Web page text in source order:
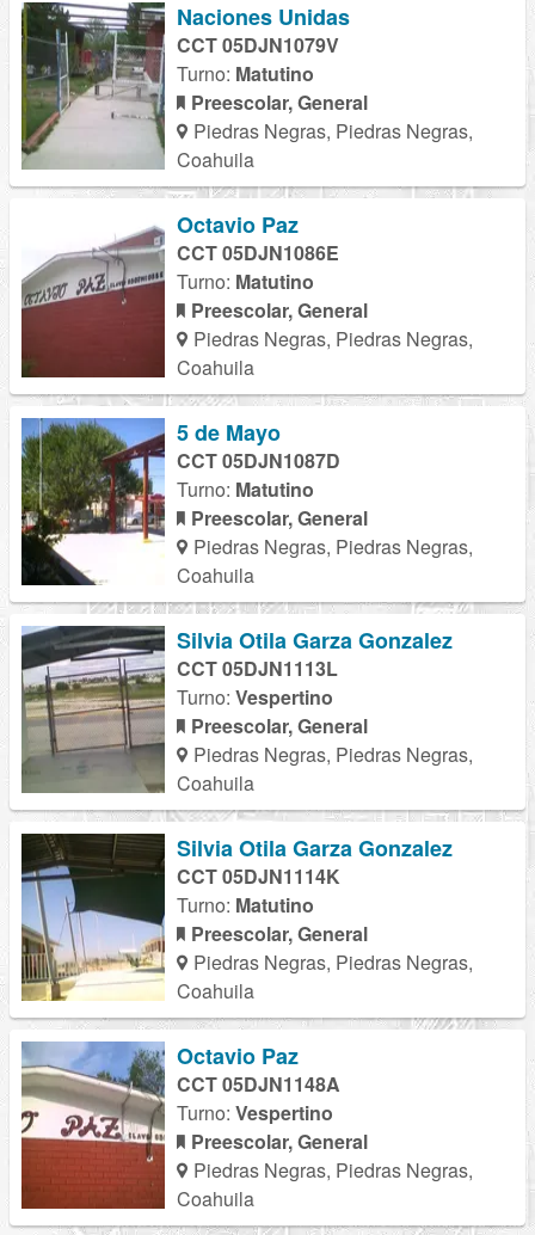
Naciones Unidas
CCT 05DJN1079V
Turno: Matutino
Preescolar, General
Piedras Negras, Piedras Negras,
Coahuila
Octavio Paz
CCT 05DJN1086E
Turno: Matutino
Preescolar, General
Piedras Negras, Piedras Negras,
Coahuila
5 de Mayo
CCT 05DJN1087D
Turno: Matutino
Preescolar, General
Piedras Negras, Piedras Negras,
Coahuila
Silvia Otila Garza Gonzalez
CCT 05DJN1113L
Turno: Vespertino
Preescolar, General
Piedras Negras, Piedras Negras,
Coahuila
Silvia Otila Garza Gonzalez
CCT 05DJN1114K
Turno: Matutino
Preescolar, General
Piedras Negras, Piedras Negras,
Coahuila
Octavio Paz
CCT 05DJN1148A
Turno: Vespertino
Preescolar, General
Piedras Negras, Piedras Negras,
Coahuila